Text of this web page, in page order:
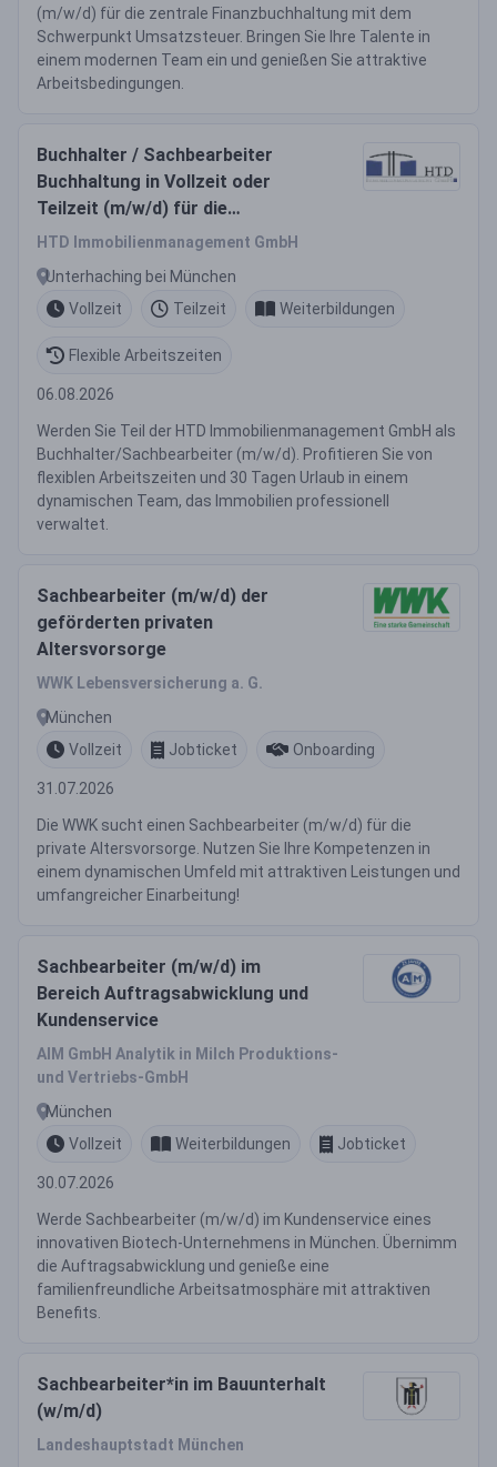
(m/w/d) für die zentrale Finanzbuchhaltung mit dem
Schwerpunkt Umsatzsteuer. Bringen Sie Ihre Talente in
einem modernen Team ein und genießen Sie attraktive
Arbeitsbedingungen.
Buchhalter / Sachbearbeiter
Buchhaltung in Vollzeit oder
Teilzeit (m/w/d) für die
Immobilienverwaltung
HTD Immobilienmanagement GmbH
Unterhaching bei München
Vollzeit
Teilzeit Weiterbildungen
Flexible Arbeitszeiten
06.08.2026
Werden Sie Teil der HTD Immobilienmanagement GmbH als
Buchhalter/Sachbearbeiter (m/w/d). Profitieren Sie von
flexiblen Arbeitszeiten und 30 Tagen Urlaub in einem
dynamischen Team, das Immobilien professionell
verwaltet.
Sachbearbeiter (m/w/d) der
geförderten privaten
Altersvorsorge
WWK Lebensversicherung a. G.
München
Vollzeit
Jobticket Onboarding
31.07.2026
Die WWK sucht einen Sachbearbeiter (m/w/d) für die
private Altersvorsorge. Nutzen Sie Ihre Kompetenzen in
einem dynamischen Umfeld mit attraktiven Leistungen und
umfangreicher Einarbeitung!
Sachbearbeiter (m/w/d) im
Bereich Auftragsabwicklung und
Kundenservice
AIM GmbH Analytik in Milch Produktions-
und Vertriebs-GmbH
München
Vollzeit
Weiterbildungen Jobticket
30.07.2026
Werde Sachbearbeiter (m/w/d) im Kundenservice eines
innovativen Biotech-Unternehmens in München. Übernimm
die Auftragsabwicklung und genieße eine
familienfreundliche Arbeitsatmosphäre mit attraktiven
Benefits.
Sachbearbeiter*in im Bauunterhalt
(w/m/d)
Landeshauptstadt München